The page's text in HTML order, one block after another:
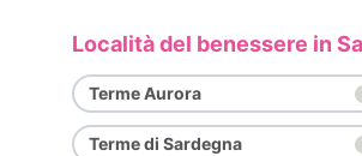
Località del benessere in
Terme Aurora
Terme di Sardegna